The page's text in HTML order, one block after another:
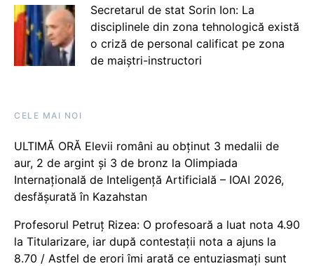
Secretarul de stat Sorin Ion: La
disciplinele din zona tehnologică există
o criză de personal calificat pe zona
de maiștri-instructori
CELE MAI NOI
ULTIMĂ ORĂ Elevii români au obținut 3 medalii de
aur, 2 de argint și 3 de bronz la Olimpiada
Internațională de Inteligență Artificială – IOAI 2026,
desfășurată în Kazahstan
Profesorul Petruț Rizea: O profesoară a luat nota 4.90
la Titularizare, iar după contestații nota a ajuns la
8.70 / Astfel de erori îmi arată ce entuziasmați sunt